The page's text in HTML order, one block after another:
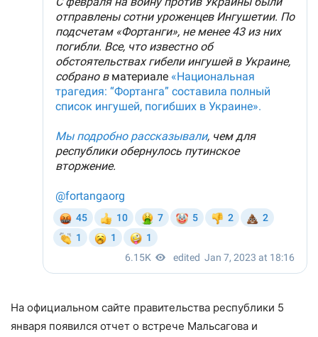
На официальном сайте правительства республики 5
января появился отчет о встрече Мальсагова и